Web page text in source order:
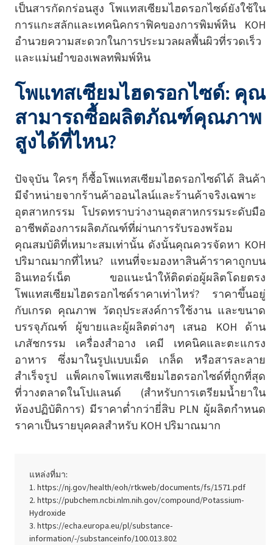
เป็นสารกัดกร่อนสูง โพแทสเซียมไฮดรอกไซด์ยังใช้ใน
การแกะสลักและเทคนิคกราฟิคของการพิมพ์หิน KOH
อำนวยความสะดวกในการประมวลผลพื้นผิวที่รวดเร็ว
และแม่นยำของเพลทพิมพ์หิน
โพแทสเซียมไฮดรอกไซด์: คุณ
สามารถซื้อผลิตภัณฑ์คุณภาพ
สูงได้ที่ไหน?
ปัจจุบัน ใครๆ ก็ซื้อโพแทสเซียมไฮดรอกไซด์ได้ สินค้า
มีจำหน่ายจากร้านค้าออนไลน์และร้านค้าจริงเฉพาะ
อุตสาหกรรม โปรดทราบว่างานอุตสาหกรรมระดับมือ
อาชีพต้องการผลิตภัณฑ์ที่ผ่านการรับรองพร้อม
คุณสมบัติที่เหมาะสมเท่านั้น ดังนั้นคุณควรจัดหา KOH
ปริมาณมากที่ไหน? แทนที่จะมองหาสินค้าราคาถูกบน
อินเทอร์เน็ต ขอแนะนำให้ติดต่อผู้ผลิตโดยตรง
โพแทสเซียมไฮดรอกไซด์ราคาเท่าไหร่? ราคาขึ้นอยู่
กับเกรด คุณภาพ วัตถุประสงค์การใช้งาน และขนาด
บรรจุภัณฑ์ ผู้ขายและผู้ผลิตต่างๆ เสนอ KOH ด้าน
เภสัชกรรม เครื่องสำอาง เคมี เทคนิคและตะแกรง
อาหาร ซึ่งมาในรูปแบบเม็ด เกล็ด หรือสารละลาย
สำเร็จรูป แพ็คเกจโพแทสเซียมไฮดรอกไซด์ที่ถูกที่สุด
ที่วางตลาดในโปแลนด์ (สำหรับการเตรียมน้ำยาใน
ห้องปฏิบัติการ) มีราคาต่ำกว่ายี่สิบ PLN ผู้ผลิตกำหนด
ราคาเป็นรายบุคคลสำหรับ KOH ปริมาณมาก
แหล่งที่มา:
https://nj.gov/health/eoh/rtkweb/documents/fs/1571.pdf
https://pubchem.ncbi.nlm.nih.gov/compound/Potassium-
Hydroxide
https://echa.europa.eu/pl/substance-
information/-/substanceinfo/100.013.802